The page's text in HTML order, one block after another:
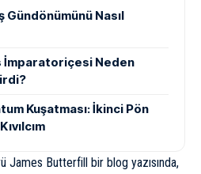
Gündönümünü Nasıl
İmparatoriçesi Neden
Kuşatması: İkinci Pön
James Butterfill bir blog yazısında,